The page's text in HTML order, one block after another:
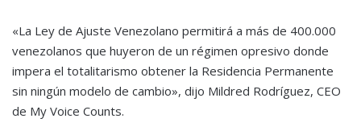
«La Ley de Ajuste Venezolano permitirá a más de 400.000
venezolanos que huyeron de un régimen opresivo donde
impera el totalitarismo obtener la Residencia Permanente
sin ningún modelo de cambio», dijo Mildred Rodríguez, CEO
de My Voice Counts.